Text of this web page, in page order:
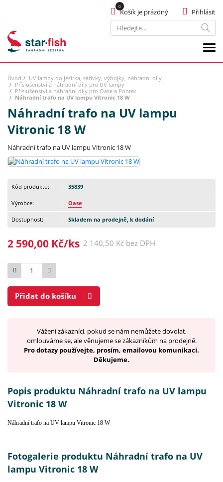
Hledat
Přihlásit
Košík je prázdný
Úvod
UV lampy do jezírka, zářivky, výbojky, náhradní díly
Příslušenství a náhradní díly pro UV lampy
Příslušenství a náhradní díly pro Oase a Pontec
Náhradní trafo na UV lampu Vitronic 18 W
Náhradní trafo na UV lampu
Vitronic 18 W
Náhradní trafo na UV lampu Vitronic 18 W
Kód produktu: 35839
Výrobce: Oase
Dostupnost: Skladem na prodejně, k dodání
2 590,00 Kč/ks 2 140,50 Kč bez DPH
Počet
Přidat do košíku
Vážení zákazníci, pokud se nám nemůžete dovolat,
omlouváme se, ale věnujeme se zákazníkům na prodejně.
Pro dotazy používejte, prosím, emailovou komunikaci.
Děkujeme.
Popis produktu Náhradní trafo na UV lampu
Vitronic 18 W
Náhradní trafo na UV lampu Vitronic 18 W
Fotogalerie produktu Náhradní trafo na UV
lampu Vitronic 18 W